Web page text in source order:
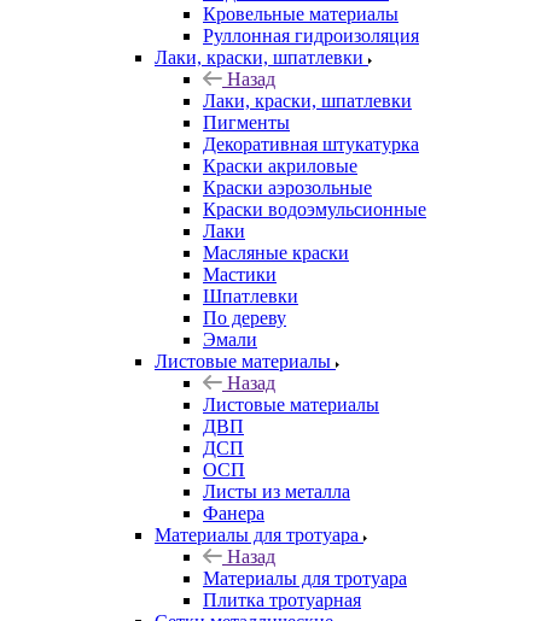
Кровельные материалы
Руллонная гидроизоляция
Лаки, краски, шпатлевки
Назад
Лаки, краски, шпатлевки
Пигменты
Декоративная штукатурка
Краски акриловые
Краски аэрозольные
Краски водоэмульсионные
Лаки
Масляные краски
Мастики
Шпатлевки
По дереву
Эмали
Листовые материалы
Назад
Листовые материалы
ДВП
ДСП
ОСП
Листы из металла
Фанера
Материалы для тротуара
Назад
Материалы для тротуара
Плитка тротуарная